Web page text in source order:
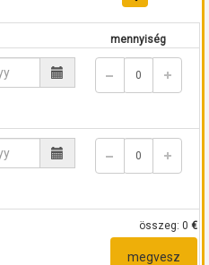
mennyiség
összeg: 0 €
megvesz